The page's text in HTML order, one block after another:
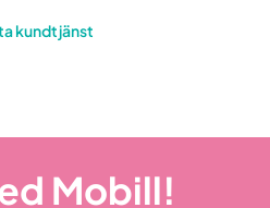
kundtjänst
Mobill!